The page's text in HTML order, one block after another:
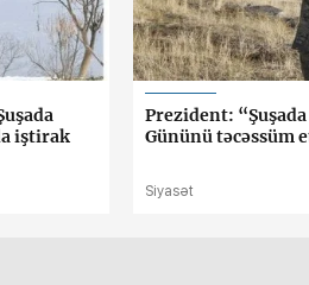
iştirak
Prezident:
Gününü təcəssüm
Siyasət